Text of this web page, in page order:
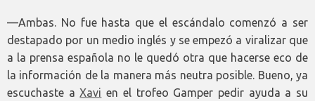
—Ambas. No fue hasta que el escándalo comenzó a ser
destapado por un medio inglés y se empezó a viralizar que
a la prensa española no le quedó otra que hacerse eco de
la información de la manera más neutra posible. Bueno, ya
escuchaste aXavi en el trofeo Gamper pedir ayuda a su